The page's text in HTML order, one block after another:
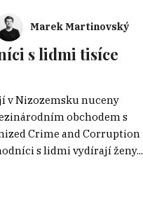
Marek Martinovský
s lidmi tisíce
v Nizozemsku nuceny
obchodem s
Crime and Corruption
s lidmi vydírají ženy...